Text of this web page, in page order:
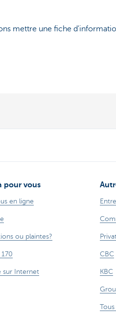
mettre une fiche
pour vous
en ligne
ou plaintes?
sur Internet
CBC
KBC